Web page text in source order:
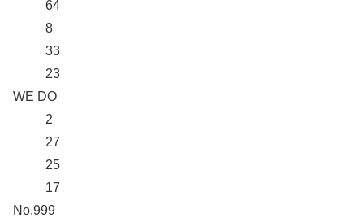
64
8
33
23
WE DO
2
27
25
17
No.999